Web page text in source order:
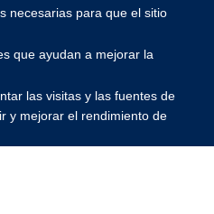
necesarias para que el sitio
que ayudan a mejorar la
las visitas y las fuentes de
y mejorar el rendimiento de